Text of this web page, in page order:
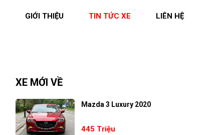
GIỚI THIỆU TIN TỨC XE LIÊN HỆ
XE MỚI VỀ
Mazda 3 Luxury 2020
445 Triệu